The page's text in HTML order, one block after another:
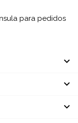
para pedidos


